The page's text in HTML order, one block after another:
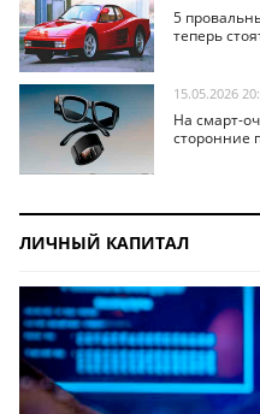
5
теперь
15.05.2026
На смарт-
сторонние
ЛИЧНЫЙ КАПИТАЛ